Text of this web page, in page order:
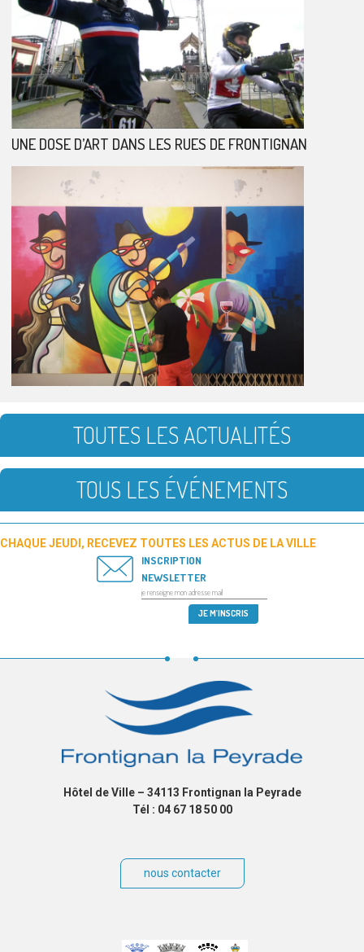
UNE DOSE D’ART DANS LES RUES DE FRONTIGNAN
TOUTES LES ACTUALITÉS
TOUS LES ÉVÉNEMENTS
CHAQUE JEUDI, RECEVEZ TOUTES LES ACTUS DE LA VILLE
INSCRIPTION
NEWSLETTER
Hôtel de Ville – 34113 Frontignan la Peyrade
Tél : 04 67 18 50 00
nous contacter